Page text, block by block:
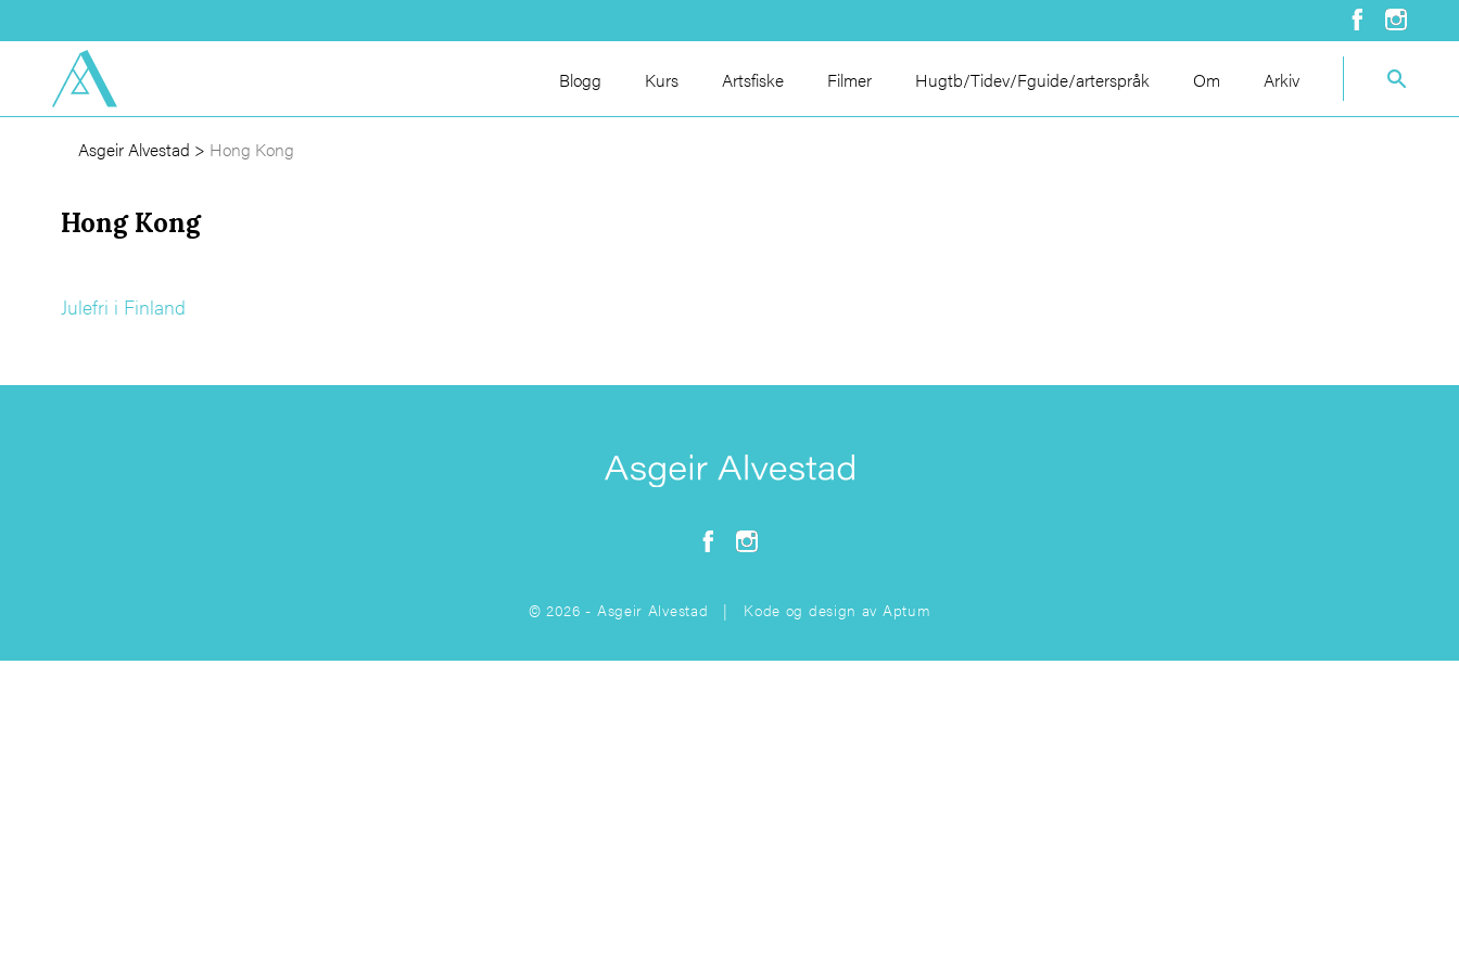
Blogg Kurs Artsfiske Filmer Hugtb/Tidev/Fguide/arterspråk Om Arkiv
Asgeir Alvestad > Hong Kong
Hong Kong
Julefri i Finland
© 2026 - Asgeir Alvestad | Kode og design av Aptum